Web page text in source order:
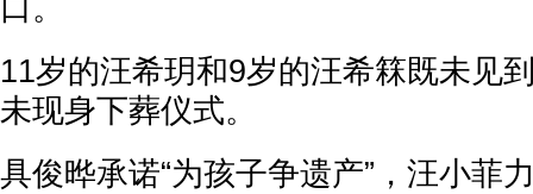
口。
11岁的汪希玥和9岁的汪希箖既未见
未现身下葬仪式。
具俊晔承诺“为孩子争遗产”，汪小菲